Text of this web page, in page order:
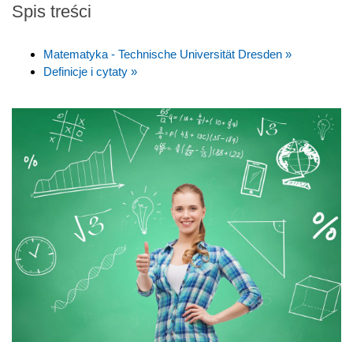
Spis treści
Matematyka - Technische Universität Dresden »
Definicje i cytaty »